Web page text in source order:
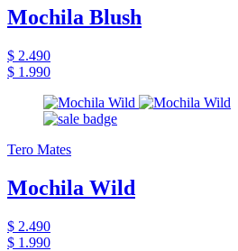
Mochila Blush
$ 2.490
$ 1.990
Tero Mates
Mochila Wild
$ 2.490
$ 1.990